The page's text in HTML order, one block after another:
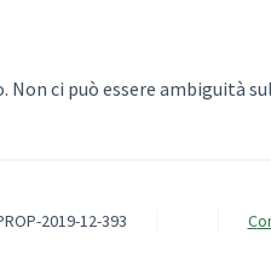
Non ci può essere ambiguità
2019-12-393